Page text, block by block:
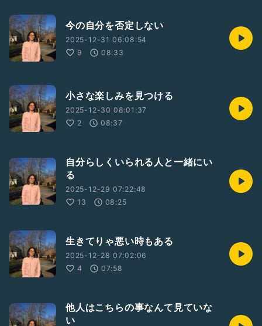
今の自分を否定しない
2025-12-31 06:08:54
9
08:33
小さな楽しみを見つける
2025-12-30 08:01:37
2
08:37
自分らしくいられる人と一緒にい
る
2025-12-29 07:22:48
13
08:25
生きてりゃ悪い時もある
2025-12-28 07:02:06
4
07:58
他人はこちらの事なんて見ていな
い